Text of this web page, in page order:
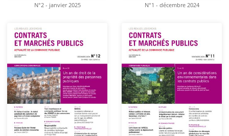
N°2 - janvier 2025 N°1 - décembre 2024